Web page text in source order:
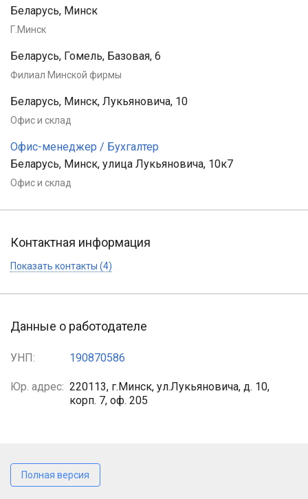
Беларусь, Минск
Г.Минск
Беларусь, Гомель, Базовая, 6
Филиал Минской фирмы
Беларусь, Минск, Лукьяновича, 10
Офис и склад
Офис-менеджер / Бухгалтер
Беларусь, Минск, улица Лукьяновича, 10к7
Офис и склад
Контактная информация
Показать контакты (4)
Данные о работодателе
УНП: 190870586
Юр. адрес: 220113, г.Минск, ул.Лукьяновича, д. 10,
корп. 7, оф. 205
Полная версия